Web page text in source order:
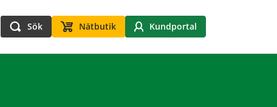
Sök Nätbutik Kundportal